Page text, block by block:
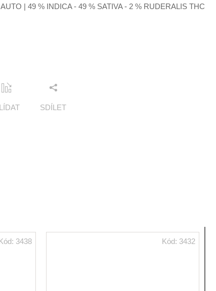
| 49 % INDICA - 49 % SATIVA - 2 % RUDERALIS THC
SDÍLET
3438 Kód: 3432